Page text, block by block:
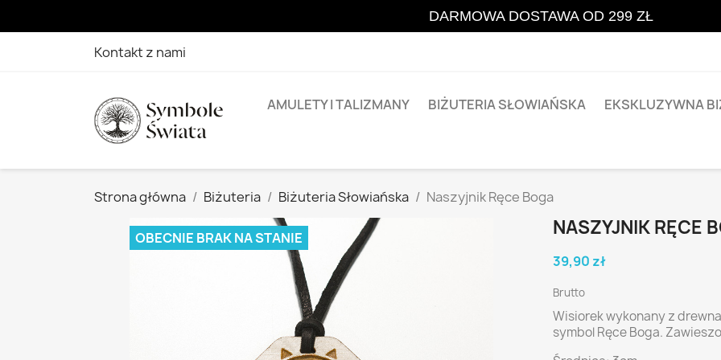
DARMOWA DOSTAWA OD 299 ZŁ
Kontakt z nami
AMULETY I TALIZMANY BIŻUTERIA SŁOWIAŃSKA EKSKLUZYWNA
Strona główna Biżuteria Biżuteria Słowiańska Naszyjnik Ręce Boga
OBECNIE BRAK NA STANIE NASZYJNIK RĘCE
39,90 zł
Brutto
Wisiorek wykonany z
symbol Ręce Boga.